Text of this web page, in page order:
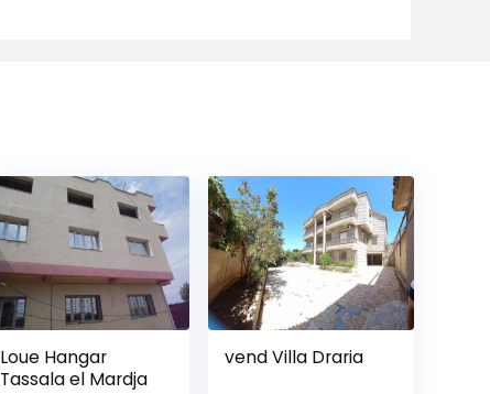
Loue Hangar
Tassala el Mardja
vend Villa Draria